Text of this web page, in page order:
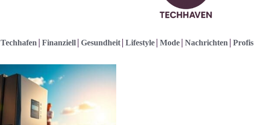
Techhafen Finanziell Gesundheit Lifestyle Mode Nachrichten Profis